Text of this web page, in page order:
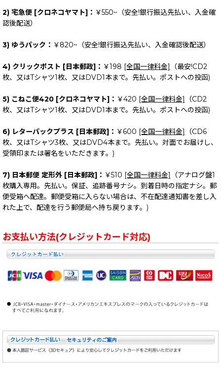
2) 宅急便 [クロネコヤマト]： ￥550~（安全!銀行振込先払い、入金確
認後配送）
3) ゆうパック： ￥820~（安全!銀行振込先払い、入金確認後配送）
4) クリックポスト [日本郵政]： ￥198 [全国一律料金]
（最安!CD2
枚、又はTシャツ1枚、又はDVD1本まで。先払い。ポストへの投函)
5) こねこ便420 [クロネコヤマト]： ￥420 [全国一律料金]
（CD2
枚、又はTシャツ1枚、又はDVD1本まで。先払い。ポストへの投函)
6) レターパックプラス [日本郵政]： ￥600 [全国一律料金]
（CD6
枚、又はTシャツ3枚、又はDVD4本まで。先払い。対面でお届けし、
受領印または署名をいただきます。)
7) 日本郵便 定形外 [日本郵政]： ￥510 [全国一律料金]
（アナログ盤1
枚購入専用。先払い。保証、追跡番号ナシ。到着日時の指定ナシ。郵
便受箱へ配達。郵便受箱に入らない場合は、不在配達通知書を差し入
れた上で、配達を行う郵便局へ持ち戻ります。)
お支払い方法(クレジットカード対応)